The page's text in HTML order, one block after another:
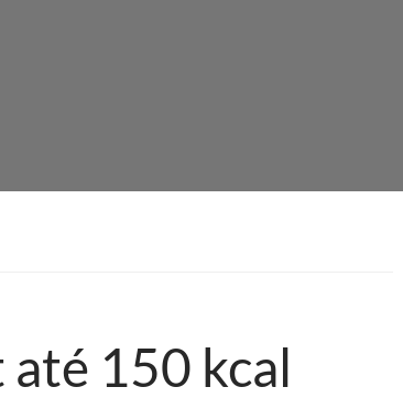
150 kcal